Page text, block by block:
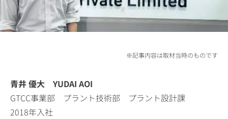
※記事内容は取材当時のものです
青井 優大 YUDAI AOI
GTCC事業部 プラント技術部 プラント設計課
2018年入社